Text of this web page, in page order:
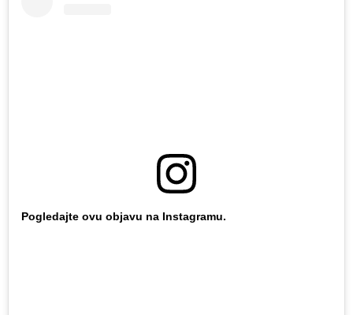
Pogledajte ovu objavu na Instagramu.